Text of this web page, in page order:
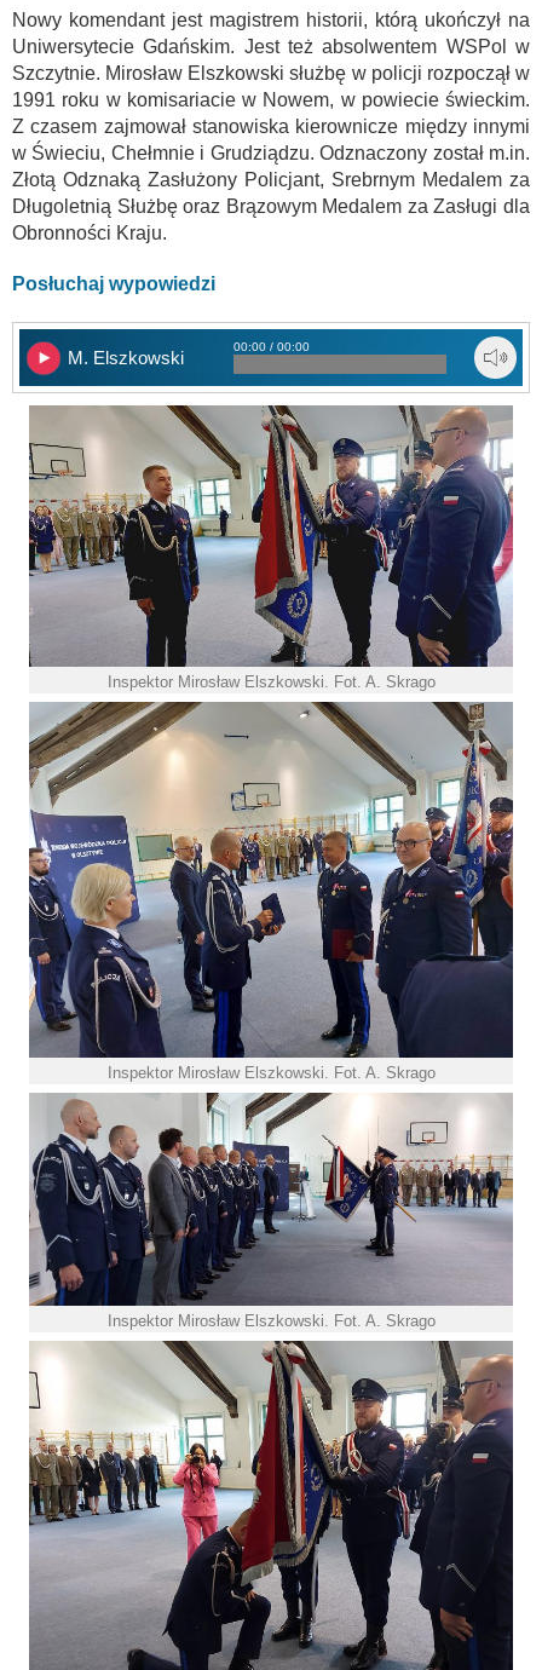
Nowy komendant jest magistrem historii, którą ukończył na
Uniwersytecie Gdańskim. Jest też absolwentem WSPol w
Szczytnie. Mirosław Elszkowski służbę w policji rozpoczął w
1991 roku w komisariacie w Nowem, w powiecie świeckim.
Z czasem zajmował stanowiska kierownicze między innymi
w Świeciu, Chełmnie i Grudziądzu. Odznaczony został m.in.
Złotą Odznaką Zasłużony Policjant, Srebrnym Medalem za
Długoletnią Służbę oraz Brązowym Medalem za Zasługi dla
Obronności Kraju.
Posłuchaj wypowiedzi
M. Elszkowski
00:00 / 00:00
Inspektor Mirosław Elszkowski. Fot. A. Skrago
Inspektor Mirosław Elszkowski. Fot. A. Skrago
Inspektor Mirosław Elszkowski. Fot. A. Skrago